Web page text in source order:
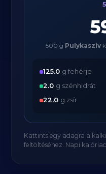
500 g Pulykaszív
125.0 g fehérje
2.0 g szénhidrát
22.0 g zsír
Kattints egy adagra a
feltöltéséhez. Napi